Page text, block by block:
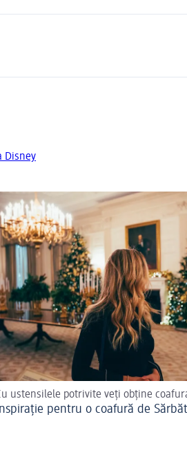
Disney
ustensilele potrivite veți obține
Inspirație pentru o coafură de